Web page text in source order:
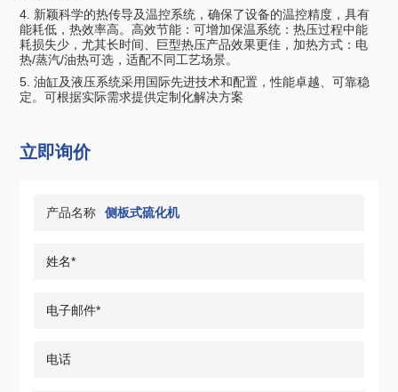
4. 新颖科学的热传导及温控系统，确保了设备的温控精度，具有
能耗低，热效率⾼。高效节能：可增加保温系统：热压过程中能
耗损失少，尤其长时间、巨型热压产品效果更佳，加热方式：电
热/蒸汽/油热可选，适配不同工艺场景。
5. 油缸及液压系统采⽤国际先进技术和配置，性能卓越、可靠稳
定。可根据实际需求提供定制化解决方案
立即询价
产品名称